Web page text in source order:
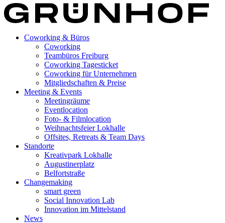
Coworking & Büros
Coworking
Teambüros Freiburg
Coworking Tagesticket
Coworking für Unternehmen
Mitgliedschaften & Preise
Meeting & Events
Meetingräume
Eventlocation
Foto- & Filmlocation
Weihnachtsfeier Lokhalle
Offsites, Retreats & Team Days
Standorte
Kreativpark Lokhalle
Augustinerplatz
Belfortstraße
Changemaking
smart green
Social Innovation Lab
Innovation im Mittelstand
News